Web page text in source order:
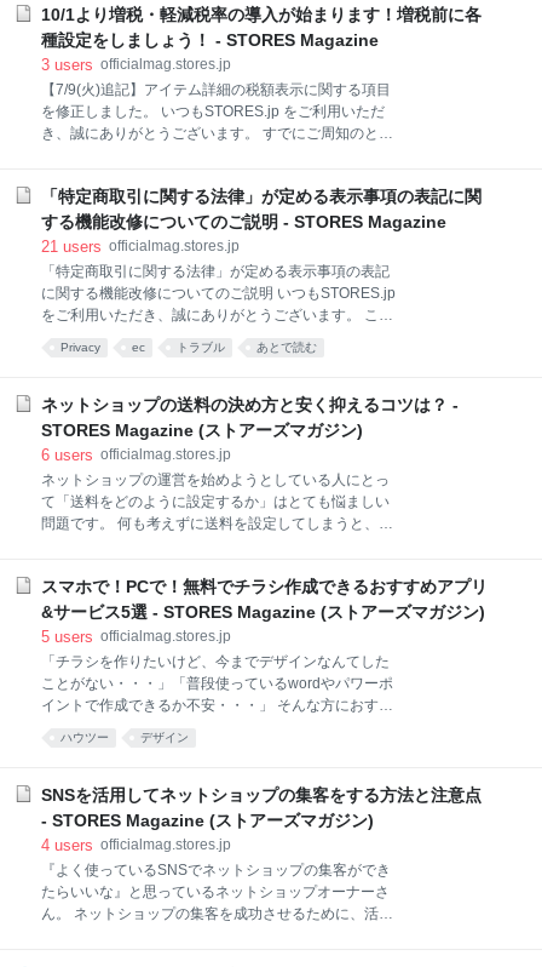
方法 部屋の音楽・BGMを相手に聞こえやすくする方法
部屋の音楽・BGMが相手に聞こえづらいのには理由が
ある 具体的な解決方法 まとめ 最後
たいと思います。 もしまだ設定されていない方は、こ
ちらの記事を参考に設定してみてください。 自動振り
分け機能とは？ 自動振り分け機能の設定方法 Gmail に
ログインし、自動振り分けしたいメールを開く 上部に
ある『その他』から『メールの自動振り分け設定』を
選択 『この検索条件でフィルタを作成』を選択 『ラベ
ッドにもフィルタを適用する』にチェックを入れ『フ
ィルタを作成』を選択 スマートフォンからも自動振り
分け設定が可能です！ デスクトップ表示に切
10/1より増税・軽減税率の導入が始まります！増税前に各
種設定をしましょう！ - STORES Magazine
3 users officialmag.stores.jp
【7/9(火)追記】アイテム詳細の税額表示に関する項目
を修正しました。 いつもSTORES.jp をご利用いただ
き、誠にありがとうございます。 すでにご周知のとお
めのシステム改修を実施いたします。 このマガジンで
は今回の制度およびシステム改修の内容をお伝えしま
す。 制度のご説明 消費税10%引き上げの背景 重要な
ポイント 軽減税率への対応 請求書方式の変更 システ
ム対応のご説明 今後のSTORES.jpの改修内容 ダッシ
ュボード:増税予約の一括設定 ダッシュボード:アイテ
ル 2019年7月末 2019年9月30日〜10月1日 モニター募
景 消費税率は、2014年4月に8%に引
「特定商取引に関する法律」が定める表示事項の表記に関
する機能改修についてのご説明 - STORES Magazine
21 users officialmag.stores.jp
「特定商取引に関する法律」が定める表示事項の表記
に関する機能改修についてのご説明 いつもSTORES.jp
をご利用いただき、誠にありがとうございます。 この
たび、6月21日に「特定商取引法に関する表記」の入
力フォームの変更及び、事業者の名称や連絡先の表示
修」とする)をおこないました。 みなさまから、様々
な貴重なご意見を頂戴したことを踏まえ、STORES.jp
では、本件に関して、本機能改修を取り下げることと
今後の対応について、みなさまにご報告をいたしま
す。 本機能改修を実施した背景について ネットショッ
プを運営するストアオーナー様には、購入されるお客
のお名前やご住所等を記載しなければならないとい
う、特定商取引法での決まりがございます。 現在で
も、S
Privacy ec トラブル あとで読む
ネットショップの送料の決め方と安く抑えるコツは？ -
STORES Magazine (ストアーズマガジン)
6 users officialmag.stores.jp
ネットショップの運営を始めようとしている人にとっ
て「送料をどのように設定するか」はとても悩ましい
問題です。 何も考えずに送料を設定してしまうと、送
す。 そこで今回は 送料のパターンにはどのような種類
があるのか どのように送料を設定したらいいのか 送料
の相場はどれくらいなのか 送料を抑えるコツはあるの
か をまとめて紹介していきます。 これからネットショ
ップを開設しようと考えている初心者の方必見です! ◆
今すぐネットショップを開設したい方向け ◆ 自分でつ
めての人でもかんたん！むずかしい知識や技術も必要
実！まずは無料で始めてみませんか？ 今すぐ無料でシ
ョップを作成する 主な送料設定パターン 全国一律
スマホで！PCで！無料でチラシ作成できるおすすめアプリ
&サービス5選 - STORES Magazine (ストアーズマガジン)
5 users officialmag.stores.jp
「チラシを作りたいけど、今までデザインなんてした
ことがない・・・」「普段使っているwordやパワーポ
イントで作成できるか不安・・・」 そんな方におすす
マホアプリで簡単にできる！ ポスターやロゴなど幅広
Adobe Spark Post 操作が簡単！Flep（フレップ） テ
ンプレートで簡単にできる！（パソコン使用） 初心者
でも作れるパワポン プロ並みのデザインが可能な
る！ チラシをスマートフォンで簡単に作ることができ
るアプリがあります。 しかも、プロが作ったようにお
しゃれ！ 実際に STORES 予約 編集部が使ってみた中
ハウツー デザイン
SNSを活用してネットショップの集客をする方法と注意点
- STORES Magazine (ストアーズマガジン)
4 users officialmag.stores.jp
『よく使っているSNSでネットショップの集客ができ
たらいいな』と思っているネットショップオーナーさ
ん。 ネットショップの集客を成功させるために、活用